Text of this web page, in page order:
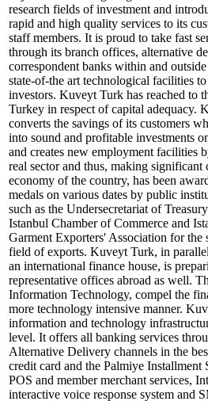
research fields of investment and
rapid and high quality services to its
staff members. It is proud to take fast
through its branch offices, alternative
correspondent banks within and
state-of-the art technological facilities
investors. Kuveyt Turk has reached to
Turkey in respect of capital adequacy.
converts the savings of its customers
into sound and profitable investments
and creates new employment facilities
real sector and thus, making significant
economy of the country, has been
medals on various dates by public
such as the Undersecretariat of
Istanbul Chamber of Commerce and
Garment Exporters' Association for the
field of exports. Kuveyt Turk, in
an international finance house, is
representative offices abroad as well.
Information Technology, compel the
more technology intensive manner.
information and technology
level. It offers all banking services
Alternative Delivery channels in the
credit card and the Palmiye Installment
POS and member merchant services,
interactive voice response system and